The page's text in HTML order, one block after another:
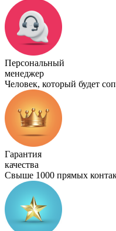
Персональный
менеджер
Человек, который будет
Гарантия
качества
Свыше 1000 прямых